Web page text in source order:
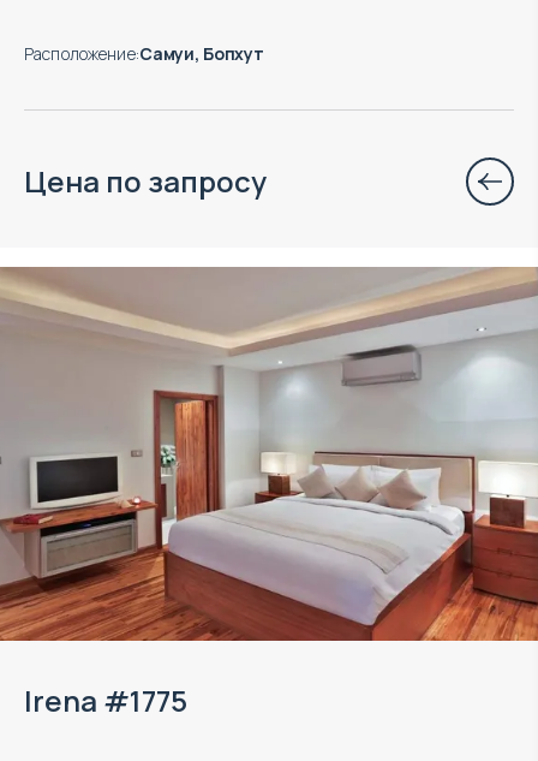
Расположение:Самуи, Бопхут
Цена по запросу
Irena #1775